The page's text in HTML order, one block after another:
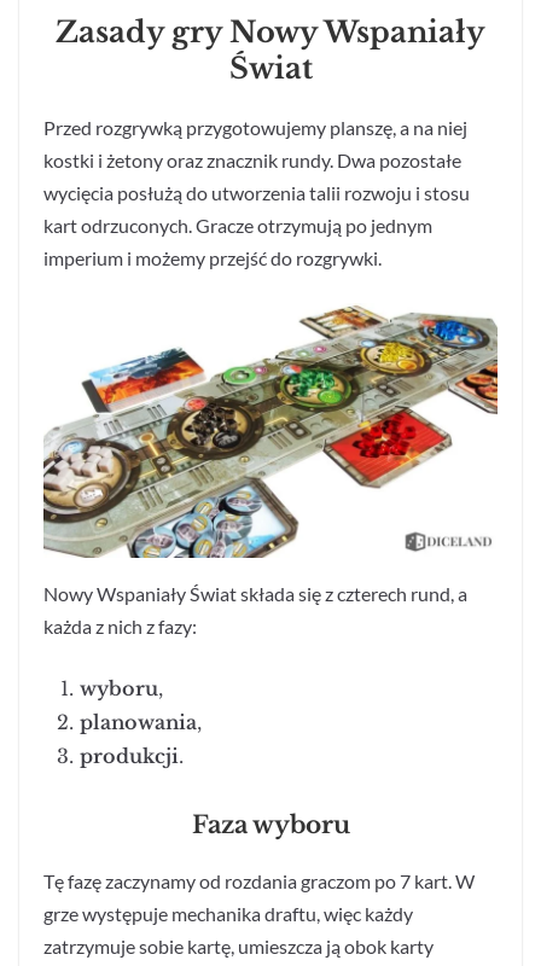
Zasady gry Nowy Wspaniały
Świat
Przed rozgrywką przygotowujemy planszę, a na niej
kostki i żetony oraz znacznik rundy. Dwa pozostałe
wycięcia posłużą do utworzenia talii rozwoju i stosu
kart odrzuconych. Gracze otrzymują po jednym
imperium i możemy przejść do rozgrywki.
Nowy Wspaniały Świat składa się z czterech rund, a
każda z nich z fazy:
wyboru,
planowania,
produkcji.
Faza wyboru
Tę fazę zaczynamy od rozdania graczom po 7 kart. W
grze występuje mechanika draftu, więc każdy
zatrzymuje sobie kartę, umieszcza ją obok karty